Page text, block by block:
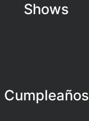
Shows
Cumpleaños